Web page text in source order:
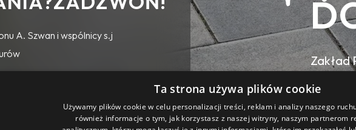
A. Szwan i wspólnicy s.j
Zakład
ul.
Ta strona używa plików cookie
Używamy plików cookie w celu personalizacji treści, reklam i analizy naszego
również informacje o tym, jak korzystasz z naszej witryny, naszym partnerom